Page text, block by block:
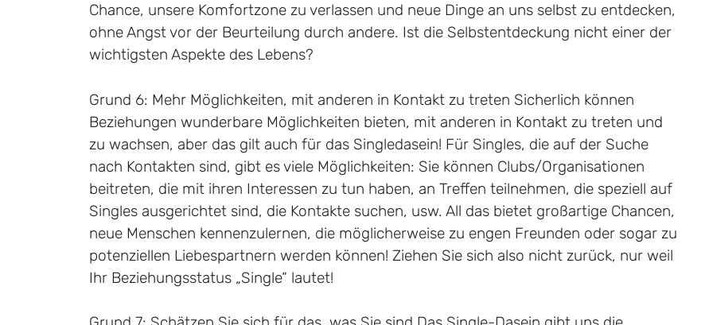
Chance, unsere Komfortzone zu verlassen und neue Dinge an uns selbst zu entdecken,
ohne Angst vor der Beurteilung durch andere. Ist die Selbstentdeckung nicht einer der
wichtigsten Aspekte des Lebens?
Grund 6: Mehr Möglichkeiten, mit anderen in Kontakt zu treten Sicherlich können
Beziehungen wunderbare Möglichkeiten bieten, mit anderen in Kontakt zu treten und
zu wachsen, aber das gilt auch für das Singledasein! Für Singles, die auf der Suche
nach Kontakten sind, gibt es viele Möglichkeiten: Sie können Clubs/Organisationen
beitreten, die mit ihren Interessen zu tun haben, an Treffen teilnehmen, die speziell auf
Singles ausgerichtet sind, die Kontakte suchen, usw. All das bietet großartige Chancen,
neue Menschen kennenzulernen, die möglicherweise zu engen Freunden oder sogar zu
potenziellen Liebespartnern werden können! Ziehen Sie sich also nicht zurück, nur weil
Ihr Beziehungsstatus „Single“ lautet!